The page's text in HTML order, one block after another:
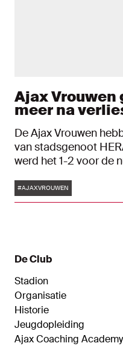
Ajax Vrouwen
meer na
De Ajax Vrouwen
van stadsgenoot
werd het 1-2 voor de
huis won van
nieuwe koploper in
Tags
#AJAXVROUWEN
De Club
Stadion
Organisatie
Historie
Jeugdopleiding
Ajax Coaching Academy